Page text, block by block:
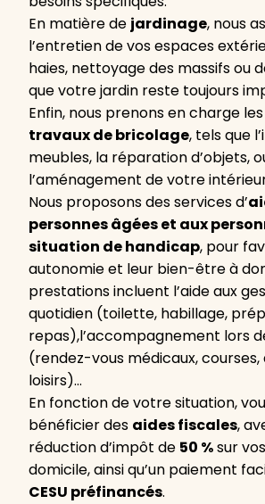
En matière de jardinage, nous
l’entretien de vos espaces
haies, nettoyage des massifs ou
que votre jardin reste toujours
Enfin, nous prenons en charge les
travaux de bricolage, tels que
meubles, la réparation d’objets,
l’aménagement de votre
Nous proposons des services d’
personnes âgées et aux
situation de handicap, pour
autonomie et leur bien-être à
prestations incluent l’aide aux
quotidien (toilette, habillage,
repas),l’accompagnement lors
(rendez-vous médicaux,
loisirs)…
En fonction de votre situation,
bénéficier des aides fiscales,
réduction d’impôt de 50 %sur
domicile, ainsi qu’un paiement
CESU préfinancés.